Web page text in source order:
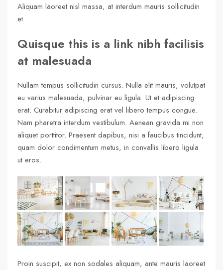
Aliquam laoreet nisl massa, at interdum mauris sollicitudin
et.
Quisque this is a link nibh facilisis
at malesuada
Nullam tempus sollicitudin cursus. Nulla elit mauris, volutpat
eu varius malesuada, pulvinar eu ligula. Ut et adipiscing
erat. Curabitur adipiscing erat vel libero tempus congue.
Nam pharetra interdum vestibulum. Aenean gravida mi non
aliquet porttitor. Praesent dapibus, nisi a faucibus tincidunt,
quam dolor condimentum metus, in convallis libero ligula
ut eros.
Proin suscipit, ex non sodales aliquam, ante mauris laoreet